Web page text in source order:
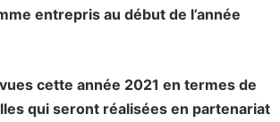
entrepris au début de l’année
cette année 2021 en termes de
qui seront réalisées en partenariat